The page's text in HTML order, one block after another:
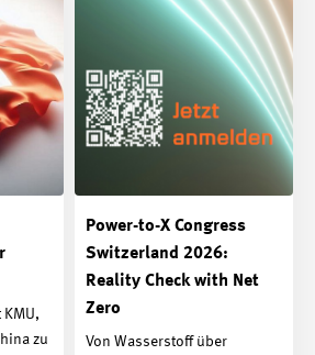
zu
Power-to-X Congress
Switzerland 2026:
Reality Check with Net
Zero
Von Wasserstoff über